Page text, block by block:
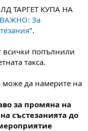
ТАРГЕТ КУПА НА
ВАЖНО: За
".
всички попълнили
такса.
може да намерите на
за промяна на
състезанията до